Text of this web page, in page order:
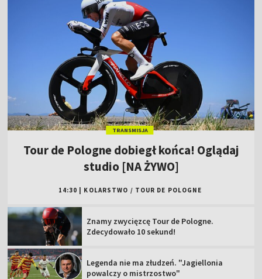
TRANSMISJA
Tour de Pologne dobiegł końca! Oglądaj
studio [NA ŻYWO]
14:30 KOLARSTWO / TOUR DE POLOGNE
Znamy zwycięzcę Tour de Pologne.
Zdecydowało 10 sekund!
Legenda nie ma złudzeń. "Jagiellonia
powalczy o mistrzostwo"